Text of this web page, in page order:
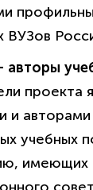
ВУЗов
авторы
проекта
и авторами
учебных
имеющих